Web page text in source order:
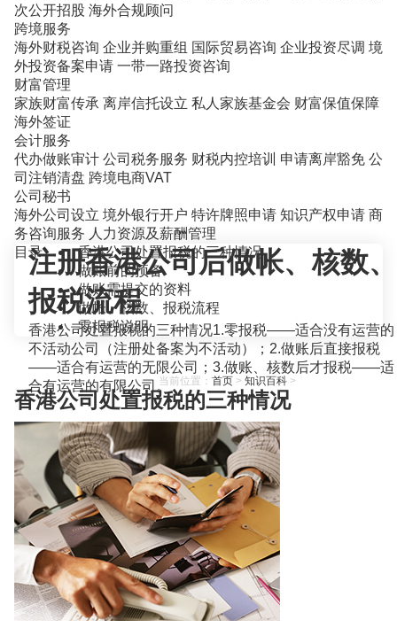
次公开招股 海外合规顾问
跨境服务
海外财税咨询 企业并购重组 国际贸易咨询 企业投资尽调 境
外投资备案申请 一带一路投资咨询
财富管理
家族财富传承 离岸信托设立 私人家族基金会 财富保值保障
海外签证
会计服务
代办做账审计 公司税务服务 财税内控培训 申请离岸豁免 公
司注销清盘 跨境电商VAT
公司秘书
海外公司设立 境外银行开户 特许牌照申请 知识产权申请 商
务咨询服务 人力资源及薪酬管理
当前位置： 首页> 知识百科>
注册香港公司后做帐、核数、
报税流程
香港公司处置报税的三种情况1.零报税——适合没有运营的
不活动公司（注册处备案为不活动）；2.做账后直接报税
——适合有运营的无限公司；3.做账、核数后才报税——适
合有运营的有限公司。
目录
香港公司处置报税的三种情况
做账前的预备
做账需提交的资料
做帐、核数、报税流程
零报税说明
香港公司处置报税的三种情况